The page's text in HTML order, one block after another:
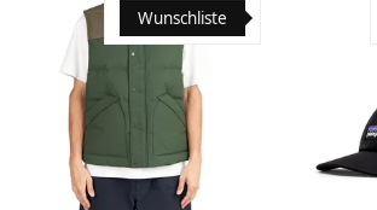
Medium X-Large
Wunschliste